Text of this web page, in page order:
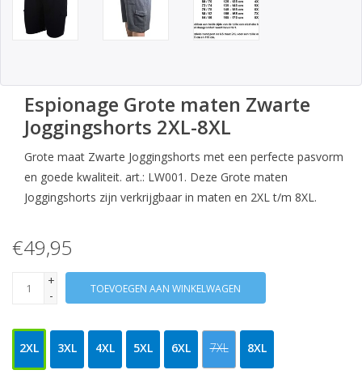
Espionage Grote maten Zwarte
Joggingshorts 2XL-8XL
Grote maat Zwarte Joggingshorts met een perfecte pasvorm
en goede kwaliteit. art.: LW001. Deze Grote maten
Joggingshorts zijn verkrijgbaar in maten en 2XL t/m 8XL.
€49,95
+
-
TOEVOEGEN AAN WINKELWAGEN
2XL 3XL 4XL 5XL 6XL 7XL 8XL